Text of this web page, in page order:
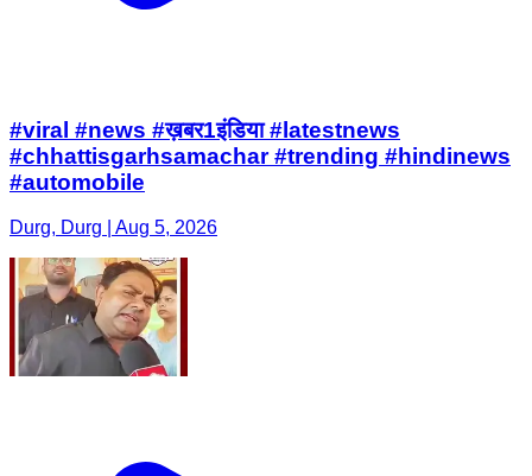
#viral #news #ख़बर1इंडिया #latestnews
#chhattisgarhsamachar #trending #hindinews
#automobile
Durg, Durg | Aug 5, 2026